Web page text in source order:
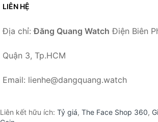
LIÊN HỆ
Địa chỉ:Đăng Quang Watch Điện Biên
Quận 3, Tp.HCM
Email: lienhe@dangquang.watch
Liên kết hữu ích: Tỷ giá, The Face Shop 360,